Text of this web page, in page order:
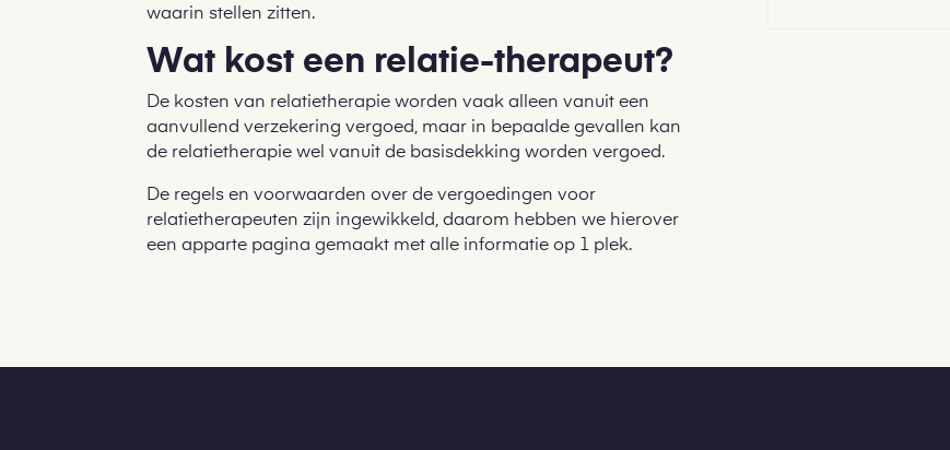
waarin stellen zitten.
Wat kost een relatie-therapeut?
De kosten van relatietherapie worden vaak alleen vanuit een
aanvullend verzekering vergoed, maar in bepaalde gevallen kan
de relatietherapie wel vanuit de basisdekking worden vergoed.
De regels en voorwaarden over de vergoedingen voor
relatietherapeuten zijn ingewikkeld, daarom hebben we hierover
een apparte pagina gemaakt met alle informatie op 1 plek.